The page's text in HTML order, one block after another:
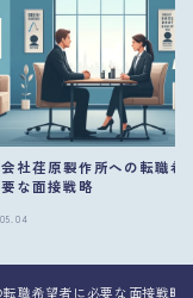
社荏原製作所への転職希
な面接戦略
職希望者に必要な面接戦略